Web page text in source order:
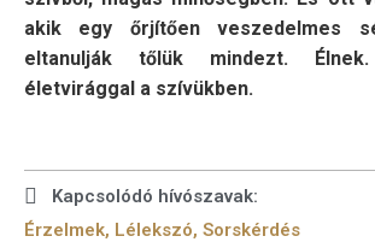
akik egy őrjítően veszedelmes
eltanulják tőlük mindezt.
életvirággal a szívükben.
Kapcsolódó hívószavak:
Érzelmek, Lélekszó, Sorskérdés